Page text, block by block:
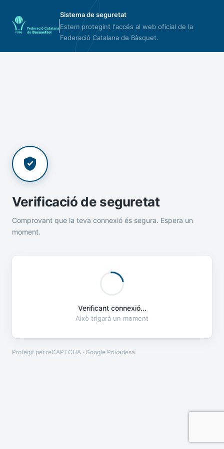
Sistema de seguretat
Estem protegint l'accés al web oficial de la
Federació Catalana de Bàsquet.
Verificació de seguretat
Comprovant que la teva connexió és segura. Espera un
moment.
Verificant connexió...
Això trigarà un moment
Protegit per reCAPTCHA · Google Privadesa